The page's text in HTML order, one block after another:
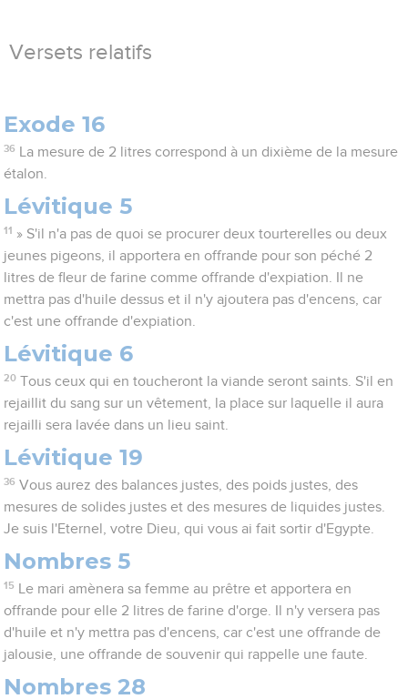
Versets relatifs
Exode 16
36
La mesure de 2 litres correspond à un dixième de la mesure
étalon.
Lévitique 5
11 » S'il n'a pas de quoi se procurer deux tourterelles ou deux
jeunes pigeons, il apportera en offrande pour son péché 2
litres de fleur de farine comme offrande d'expiation. Il ne
mettra pas d'huile dessus et il n'y ajoutera pas d'encens, car
c'est une offrande d'expiation.
Lévitique 6
20 Tous ceux qui en toucheront la viande seront saints. S'il en
rejaillit du sang sur un vêtement, la place sur laquelle il aura
rejailli sera lavée dans un lieu saint.
Lévitique 19
36 Vous aurez des balances justes, des poids justes, des
mesures de solides justes et des mesures de liquides justes.
Je suis l'Eternel, votre Dieu, qui vous ai fait sortir d'Egypte.
Nombres 5
15
Le mari amènera sa femme au prêtre et apportera en
offrande pour elle 2 litres de farine d'orge. Il n'y versera pas
d'huile et n'y mettra pas d'encens, car c'est une offrande de
jalousie, une offrande de souvenir qui rappelle une faute.
Nombres 28